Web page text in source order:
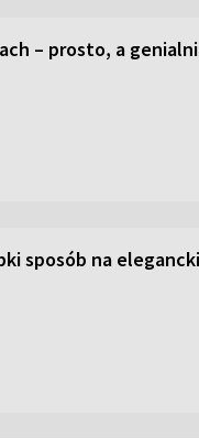
– prosto, a
sposób na elegancki